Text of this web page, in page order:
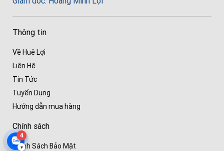
4
▾
Thông tin
Về Huê Lợi
Liên Hệ
Tin Tức
Tuyển Dụng
Hướng dẫn mua hàng
Chính sách
Chính Sách Bảo Mật